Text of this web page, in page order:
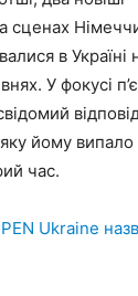
сценах
в
У фокусі
яку йому
час.
PEN Ukraine